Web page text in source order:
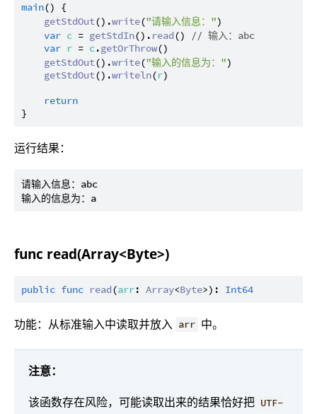
main() {
getStdOut().write("请输入信息：")
var c = getStdIn(). read()
// 输入：abc
var r = c.getOrThrow()
getStdOut().write("输入的信息为：")
getStdOut().writeln(r)
return
运行结果：
请输入信息：abc
func read(Array<Byte>)
public func read(arr: Array<Byte>): Int64
功能：从标准输入中读取并放入 arr 中。
注意：
该函数存在风险，可能读取出来的结果恰好把 UTF-